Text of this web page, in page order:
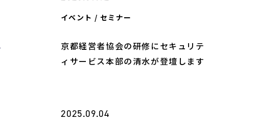
イベント / セミナー
京都経営者協会の研修にセキュリテ
ィサービス本部の清水が登壇します
2025.09.04